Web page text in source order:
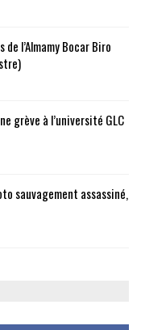
l’Almamy Bocar Biro
grève à l’université GLC
sauvagement assassiné,